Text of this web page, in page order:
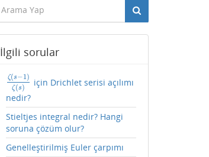
İlgili sorular
ζ(s−1)
ζ(s)
ζ(s−1)ζ (s)
için Drichlet serisi açılımı
nedir?
Stieltjes integral nedir? Hangi
soruna çözüm olur?
Genelleştirilmiş Euler çarpımı